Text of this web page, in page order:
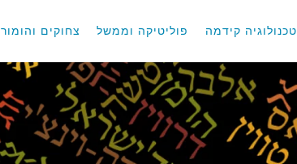
טכנולוגיה קידמה פוליטיקה וממשל צחוקים והומור